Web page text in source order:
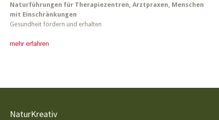
Naturführungen für Therapiezentren, Arztpraxen, Menschen
mit Einschränkungen
Gesundheit fördern und erhalten
mehr erfahren
NaturKreativ